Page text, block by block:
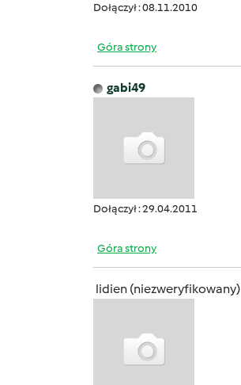
Dołączył : 08.11.2010
Góra strony
gabi49
Dołączył : 29.04.2011
Góra strony
lidien (niezweryfikowany)